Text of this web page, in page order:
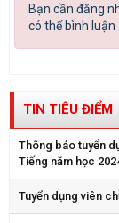
Bạn cần đăng
có thể bình luận
TIN TIÊU ĐIỂM
Thông báo tuyển
Tiếng năm học
Tuyển dụng viên